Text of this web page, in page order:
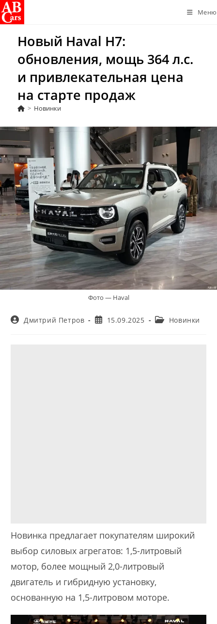
Перейти
к
Меню
Новый Haval H7:
обновления, мощь 364 л.с.
и привлекательная цена
на старте продаж
> Новинки
Фото — Haval
АвторДмитрий Петров
Запись15.09.2025
РубрикаНовинки
Новинка предлагает покупателям широкий
выбор силовых агрегатов: 1,5-литровый
мотор, более мощный 2,0-литровый
двигатель и гибридную установку,
основанную на 1,5-литровом моторе.